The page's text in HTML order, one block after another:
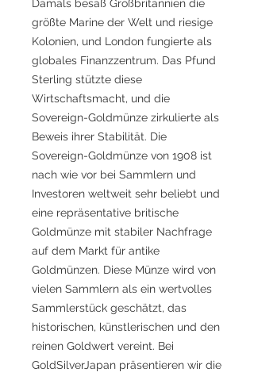
Damals besaß Großbritannien die
größte Marine der Welt und riesige
Kolonien, und London fungierte als
globales Finanzzentrum. Das Pfund
Sterling stützte diese
Wirtschaftsmacht, und die
Sovereign-Goldmünze zirkulierte als
Beweis ihrer Stabilität. Die
Sovereign-Goldmünze von 1908 ist
nach wie vor bei Sammlern und
Investoren weltweit sehr beliebt und
eine repräsentative britische
Goldmünze mit stabiler Nachfrage
auf dem Markt für antike
Goldmünzen. Diese Münze wird von
vielen Sammlern als ein wertvolles
Sammlerstück geschätzt, das
historischen, künstlerischen und den
reinen Goldwert vereint. Bei
GoldSilverJapan präsentieren wir die